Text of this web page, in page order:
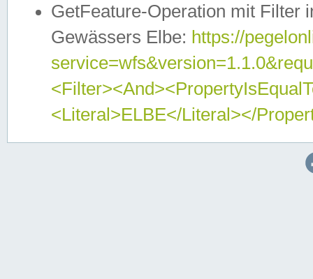
GetFeature-Operation mit Filter
Gewässers Elbe: https://
<Literal>ELBE</Literal></